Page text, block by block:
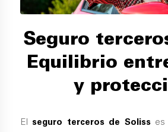
Seguro
Equilibrio
y
El seguro terceros de Solisses